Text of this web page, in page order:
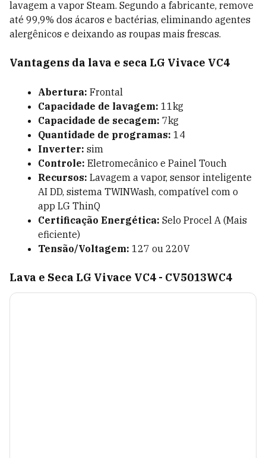
lavagem a vapor Steam. Segundo a fabricante, remove
até 99,9% dos ácaros e bactérias, eliminando agentes
alergênicos e deixando as roupas mais frescas.
Vantagens da lava e seca LG Vivace VC4
Abertura: Frontal
Capacidade de lavagem: 11kg
Capacidade de secagem: 7kg
Quantidade de programas: 14
Inverter: sim
Controle: Eletromecânico e Painel Touch
Recursos: Lavagem a vapor, sensor inteligente
AI DD, sistema TWINWash, compatível com o
app LG ThinQ
Certificação Energética: Selo Procel A (Mais
eficiente)
Tensão/Voltagem: 127 ou 220V
Lava e Seca LG Vivace VC4 - CV5013WC4